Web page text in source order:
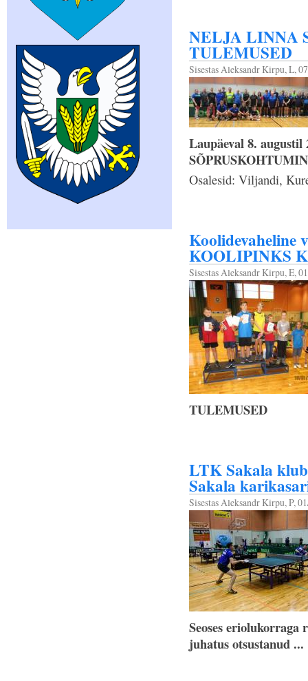
NELJA LINNA
TULEMUSED
SisestasAleksandr Kirpu, L,
Laupäeval 8.
Osalesid: Viljandi,
Koolidevaheline
KOOLIPINKS
SisestasAleksandr Kirpu, E,
TULEMUSED
LTK Sakala
Sakala
SisestasAleksandr Kirpu, P,
Seoses
juhatus otsustanud ...